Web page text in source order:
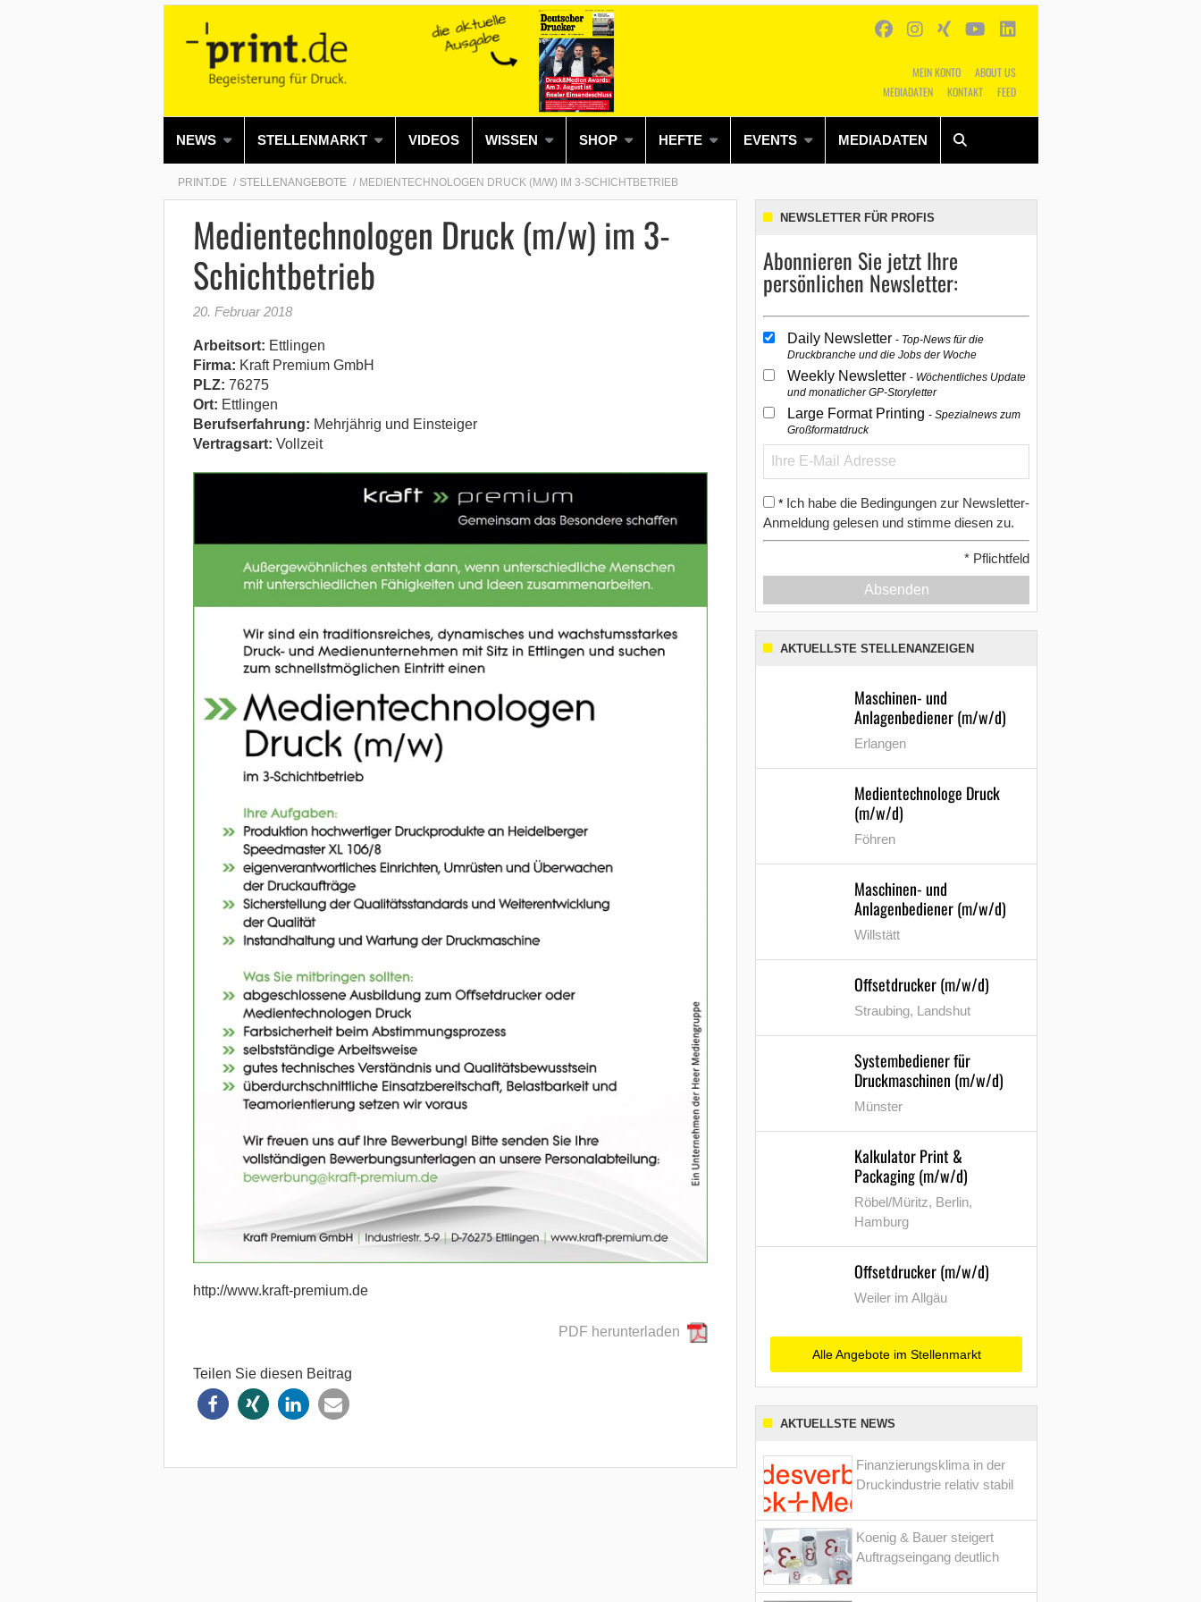
MEIN KONTO
ABOUT US
MEDIADATEN
KONTAKT FEED
NEWS STELLENMARKT VIDEOS WISSEN SHOP HEFTE EVENTS MEDIADATEN
Alles Shop SUCHEN
PRINT.DE STELLENANGEBOTE MEDIENTECHNOLOGEN DRUCK (M/W) IM 3-SCHICHTBETRIEB
Medientechnologen Druck (m/w) im 3-
Schichtbetrieb
20. Februar 2018
Arbeitsort: Ettlingen
Firma: Kraft Premium GmbH
PLZ: 76275
Ort: Ettlingen
Berufserfahrung: Mehrjährig und Einsteiger
Vertragsart: Vollzeit
http://www.kraft-premium.de
PDF herunterladen
Teilen Sie diesen Beitrag
NEWSLETTER FÜR PROFIS
Abonnieren Sie jetzt Ihre
persönlichen Newsletter:
Daily Newsletter Top-News für die
Druckbranche und die Jobs der Woche
Weekly Newsletter Wöchentliches Update
und monatlicher GP-Storyletter
Large Format Printing Spezialnews zum
Großformatdruck
* Ich habe die Bedingungen zur Newsletter-
Anmeldung gelesen und stimme diesen zu.
* Pflichtfeld
Absenden
AKTUELLSTE STELLENANZEIGEN
Maschinen- und
Anlagenbediener (m/w/d)
Erlangen
Medientechnologe Druck
(m/w/d)
Föhren
Maschinen- und
Anlagenbediener (m/w/d)
Willstätt
Offsetdrucker (m/w/d)
Straubing, Landshut
Systembediener für
Druckmaschinen (m/w/d)
Münster
Kalkulator Print &
Packaging (m/w/d)
Röbel/Müritz, Berlin,
Hamburg
Offsetdrucker (m/w/d)
Weiler im Allgäu
Alle Angebote im Stellenmarkt
AKTUELLSTE NEWS
Finanzierungsklima in der
Druckindustrie relativ stabil
Koenig & Bauer steigert
Auftragseingang deutlich